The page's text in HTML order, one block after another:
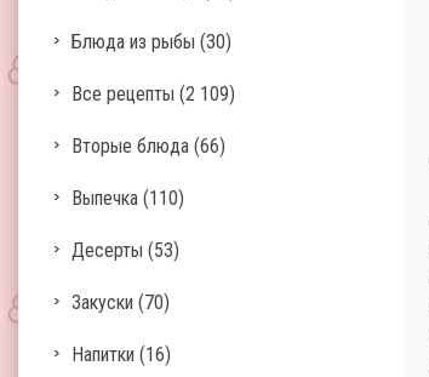
Блюда из рыбы (30)
Все рецепты (2 109)
Вторые блюда (66)
Выпечка (110)
Десерты (53)
Закуски (70)
Напитки (16)